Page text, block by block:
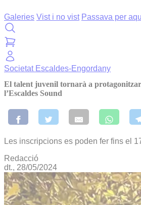
Galeries Vist i no vist Passava per
Societat Escaldes-Engordany
El talent juvenil tornarà a
l’Escaldes Sound
Les inscripcions es poden fer fins el
Redacció
dt., 28/05/2024